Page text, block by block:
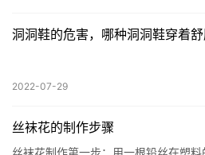
洞洞鞋的危害，哪种洞洞鞋穿着
2022-07-29
丝袜花的制作步骤
丝袜花制作第一步：用一根铅丝在塑